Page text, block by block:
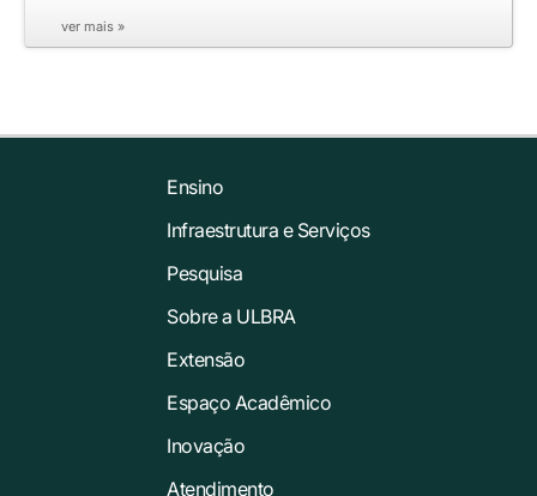
ver mais »
Ensino
Infraestrutura e Serviços
Pesquisa
Sobre a ULBRA
Extensão
Espaço Acadêmico
Inovação
Atendimento